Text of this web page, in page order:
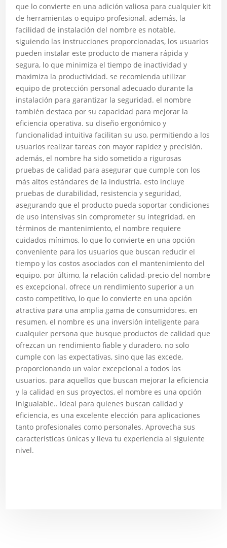
que lo convierte en una adición valiosa para cualquier kit
de herramientas o equipo profesional. además, la
facilidad de instalación del nombre es notable.
siguiendo las instrucciones proporcionadas, los usuarios
pueden instalar este producto de manera rápida y
segura, lo que minimiza el tiempo de inactividad y
maximiza la productividad. se recomienda utilizar
equipo de protección personal adecuado durante la
instalación para garantizar la seguridad. el nombre
también destaca por su capacidad para mejorar la
eficiencia operativa. su diseño ergonómico y
funcionalidad intuitiva facilitan su uso, permitiendo a los
usuarios realizar tareas con mayor rapidez y precisión.
además, el nombre ha sido sometido a rigurosas
pruebas de calidad para asegurar que cumple con los
más altos estándares de la industria. esto incluye
pruebas de durabilidad, resistencia y seguridad,
asegurando que el producto pueda soportar condiciones
de uso intensivas sin comprometer su integridad. en
términos de mantenimiento, el nombre requiere
cuidados mínimos, lo que lo convierte en una opción
conveniente para los usuarios que buscan reducir el
tiempo y los costos asociados con el mantenimiento del
equipo. por último, la relación calidad-precio del nombre
es excepcional. ofrece un rendimiento superior a un
costo competitivo, lo que lo convierte en una opción
atractiva para una amplia gama de consumidores. en
resumen, el nombre es una inversión inteligente para
cualquier persona que busque productos de calidad que
ofrezcan un rendimiento fiable y duradero. no solo
cumple con las expectativas, sino que las excede,
proporcionando un valor excepcional a todos los
usuarios. para aquellos que buscan mejorar la eficiencia
y la calidad en sus proyectos, el nombre es una opción
inigualable.. Ideal para quienes buscan calidad y
eficiencia, es una excelente elección para aplicaciones
tanto profesionales como personales. Aprovecha sus
características únicas y lleva tu experiencia al siguiente
nivel.